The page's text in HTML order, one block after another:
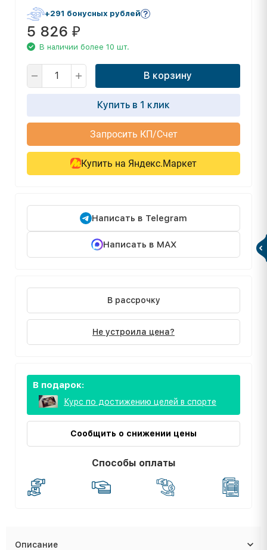
+291 бонусных рублей
5 826 ₽
В наличии более 10 шт.
В корзину
Купить в 1 клик
Запросить КП/Счет
Купить на Яндекс.Маркет
Написать в Telegram
Написать в MAX
В рассрочку
Не устроила цена?
В подарок:
Курс по достижению целей в спорте
Сообщить о снижении цены
Способы оплаты
Описание